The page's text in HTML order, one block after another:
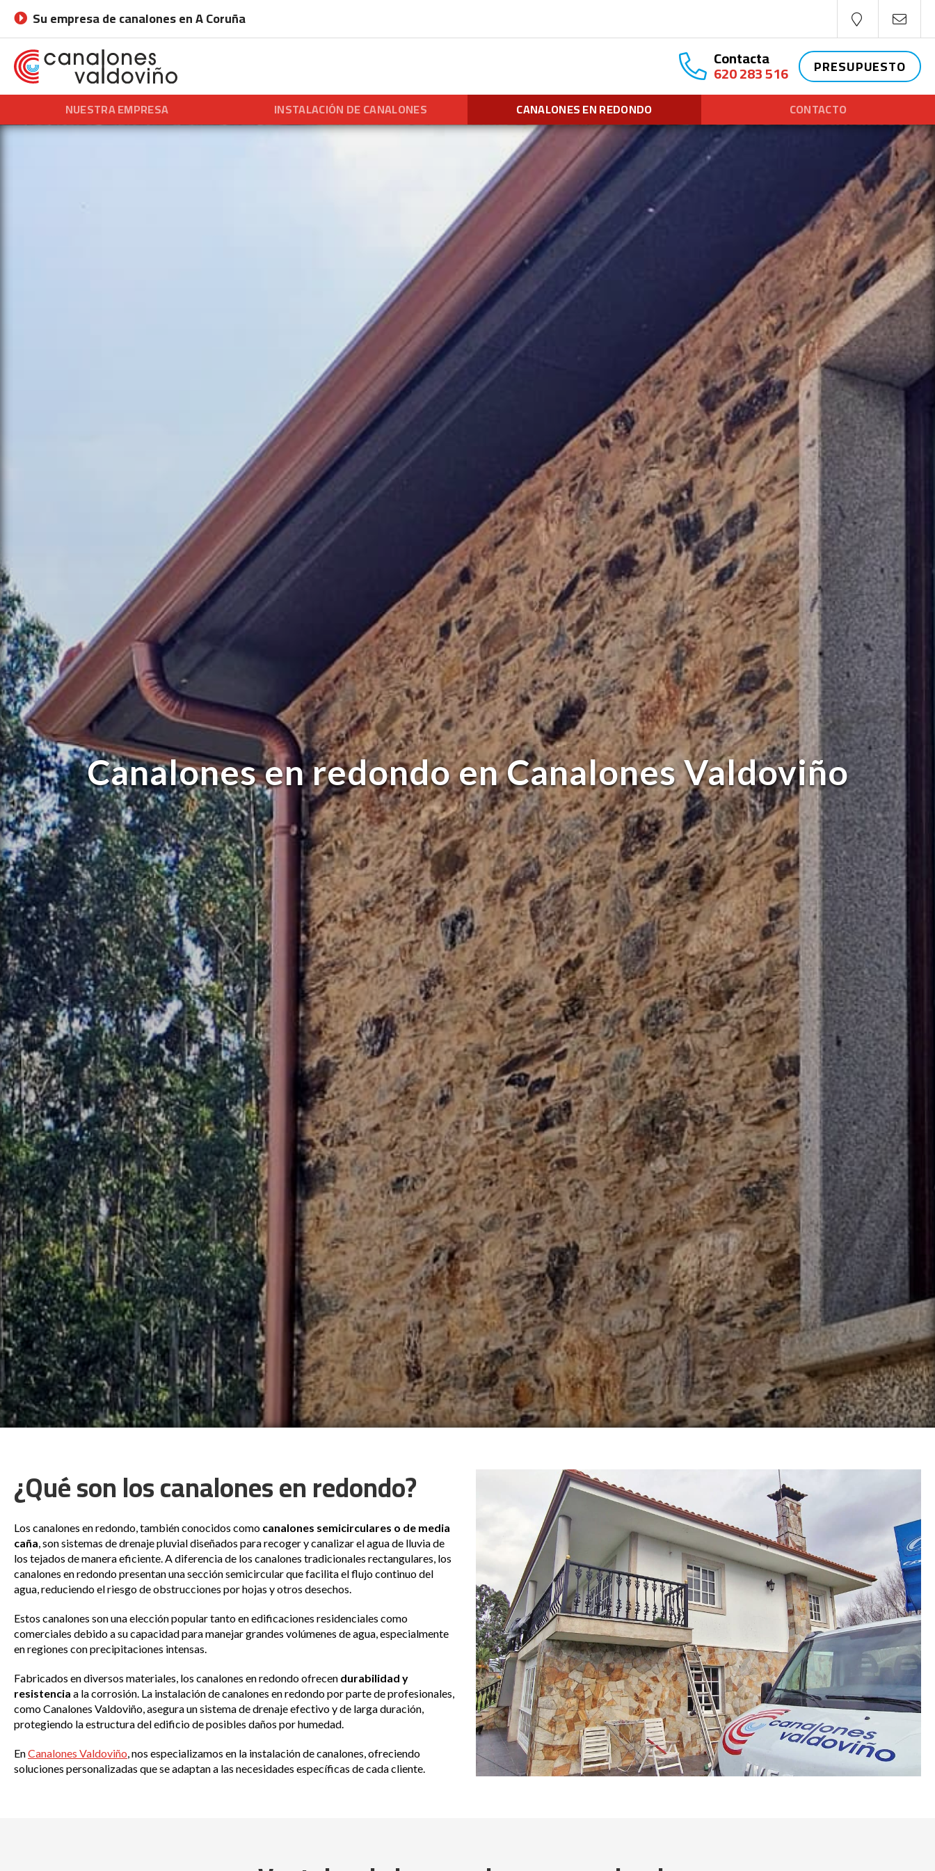
Su empresa decanalones en A Coruña
Contacta
620 283 516 PRESUPUESTO
NUESTRA EMPRESA INSTALACIÓN DE CANALONES CANALONES EN REDONDO CONTACTO
Canalones en redondo en Canalones Valdoviño
¿Qué son los canalones en redondo?
Los canalones en redondo, también conocidos como canalones semicirculares o de media
caña, son sistemas de drenaje pluvial diseñados para recoger y canalizar el agua de lluvia de
los tejados de manera eficiente. A diferencia de los canalones tradicionales rectangulares, los
canalones en redondo presentan una sección semicircular que facilita el flujo continuo del
agua, reduciendo el riesgo de obstrucciones por hojas y otros desechos.
Estos canalones son una elección popular tanto en edificaciones residenciales como
comerciales debido a su capacidad para manejar grandes volúmenes de agua, especialmente
en regiones con precipitaciones intensas.
Fabricados en diversos materiales, los canalones en redondo ofrecen durabilidad y
resistencia a la corrosión. La instalación de canalones en redondo por parte de profesionales,
como Canalones Valdoviño, asegura un sistema de drenaje efectivo y de larga duración,
protegiendo la estructura del edificio de posibles daños por humedad.
EnCanalones Valdoviño, nos especializamos en la instalación de canalones, ofreciendo
soluciones personalizadas que se adaptan a las necesidades específicas de cada cliente.